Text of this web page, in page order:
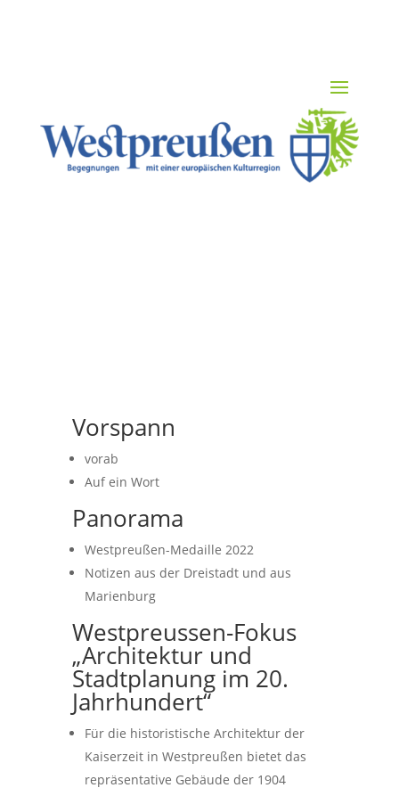
Vorspann
vorab
Auf ein Wort
Panorama
Westpreußen-Medaille 2022
Notizen aus der Dreistadt und aus
Marienburg
Westpreussen-Fokus
„Architektur und
Stadtplanung im 20.
Jahrhundert“
Für die historistische Architektur der
Kaiserzeit in Westpreußen bietet das
repräsentative Gebäude der 1904